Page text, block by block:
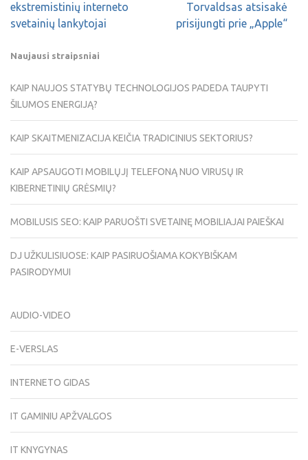
ekstremistinių interneto
svetainių lankytojai
Torvaldsas atsisakė
prisijungti prie „Apple“
Naujausi straipsniai
KAIP NAUJOS STATYBŲ TECHNOLOGIJOS PADEDA TAUPYTI
ŠILUMOS ENERGIJĄ?
KAIP SKAITMENIZACIJA KEIČIA TRADICINIUS SEKTORIUS?
KAIP APSAUGOTI MOBILŲJĮ TELEFONĄ NUO VIRUSŲ IR
KIBERNETINIŲ GRĖSMIŲ?
MOBILUSIS SEO: KAIP PARUOŠTI SVETAINĘ MOBILIAJAI PAIEŠKAI
DJ UŽKULISIUOSE: KAIP PASIRUOŠIAMA KOKYBIŠKAM
PASIRODYMUI
AUDIO-VIDEO
E-VERSLAS
INTERNETO GIDAS
IT GAMINIU APŽVALGOS
IT KNYGYNAS